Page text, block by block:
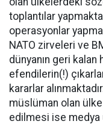
toplantılar
operasyonlar
NATO zirveleri ve
dünyanın geri kalan
efendilerin(!)
kararlar
müslüman olan
edilmesi ise medya